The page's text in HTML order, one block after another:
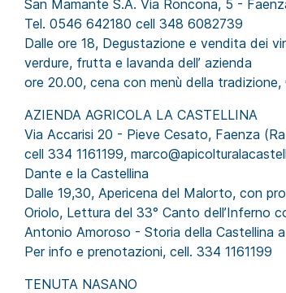
San Mamante S.A. Via Roncona, 5 -
Tel. 0546 642180 cell 348 6082739
Dalle ore 18, Degustazione e vendita dei
verdure, frutta e lavanda dell’ azienda
ore 20.00, cena con menù della
AZIENDA AGRICOLA LA CASTELLINA
Via Accarisi 20 - Pieve Cesato, Faenza
cell 334 1161199,
Dante e la Castellina
Dalle 19,30, Apericena del Malorto, con
Oriolo, Lettura del 33° Canto dell’Inferno
Antonio Amoroso - Storia della Castellina
Per info e prenotazioni, cell. 334 1161199
TENUTA NASANO